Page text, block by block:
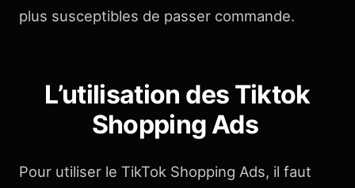
plus susceptibles de passer commande.
L’utilisation des Tiktok
Shopping Ads
Pour utiliser le TikTok Shopping Ads, il faut